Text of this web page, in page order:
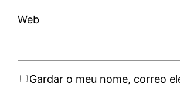
Web
Gardar o meu nome, correo